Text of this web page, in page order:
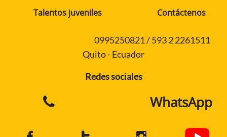
Talentos juveniles Contáctenos
0995250821 / 593 2 2261511
Quito - Ecuador
Redes sociales
 WhatsApp